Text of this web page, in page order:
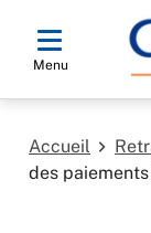
Menu
Accueil
des